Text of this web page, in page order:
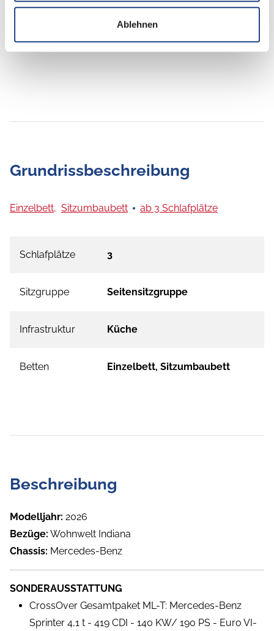
Ablehnen
Lichtsensor
Grundrissbeschreibung
Einzelbett, Sitzumbaubett ab 3 Schlafplätze
Schlafplätze 3
Sitzgruppe Seitensitzgruppe
Infrastruktur Küche
Betten Einzelbett, Sitzumbaubett
Beschreibung
Modelljahr: 2026
Bezüge: Wohnwelt Indiana
Chassis: Mercedes-Benz
SONDERAUSSTATTUNG
CrossOver Gesamtpaket ML-T: Mercedes-Benz
Sprinter 4,1 t - 419 CDI - 140 KW/ 190 PS - Euro VI-